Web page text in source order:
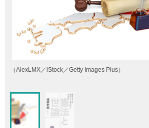
（AlexLMX／iStock／Getty Images Plus）